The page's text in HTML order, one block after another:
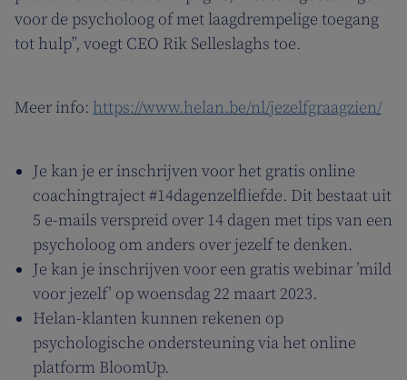
voor de psycholoog of met laagdrempelige toegang
tot hulp”, voegt CEO Rik Selleslaghs toe.
Meer info: https://www.helan.be/nl/jezelfgraagzien/
Je kan je er inschrijven voor het gratis online
coachingtraject #14dagenzelfliefde. Dit bestaat uit
5 e-mails verspreid over 14 dagen met tips van een
psycholoog om anders over jezelf te denken.
Je kan je inschrijven voor een gratis webinar ’mild
voor jezelf’ op woensdag 22 maart 2023.
Helan-klanten kunnen rekenen op
psychologische ondersteuning via het online
platform BloomUp.